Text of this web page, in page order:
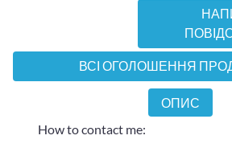
ВСІ ОГОЛОШЕННЯ
ОПИС
How to contact me: